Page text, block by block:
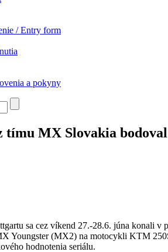
/ Entry form
a pokyny
tímu MX Slovakia
sa cez víkend 27.-28.6. júna konali
Youngster (MX2) na motocykli KTM
hodnotenia seriálu.